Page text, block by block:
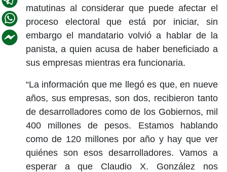
matutinas al considerar que puede afectar el
proceso electoral que está por iniciar, sin
embargo el mandatario volvió a hablar de la
panista, a quien acusa de haber beneficiado a
sus empresas mientras era funcionaria.
“La información que me llegó es que, en nueve
años, sus empresas, son dos, recibieron tanto
de desarrolladores como de los Gobiernos, mil
400 millones de pesos. Estamos hablando
como de 120 millones por año y hay que ver
quiénes son esos desarrolladores. Vamos a
esperar a que Claudio X. González nos